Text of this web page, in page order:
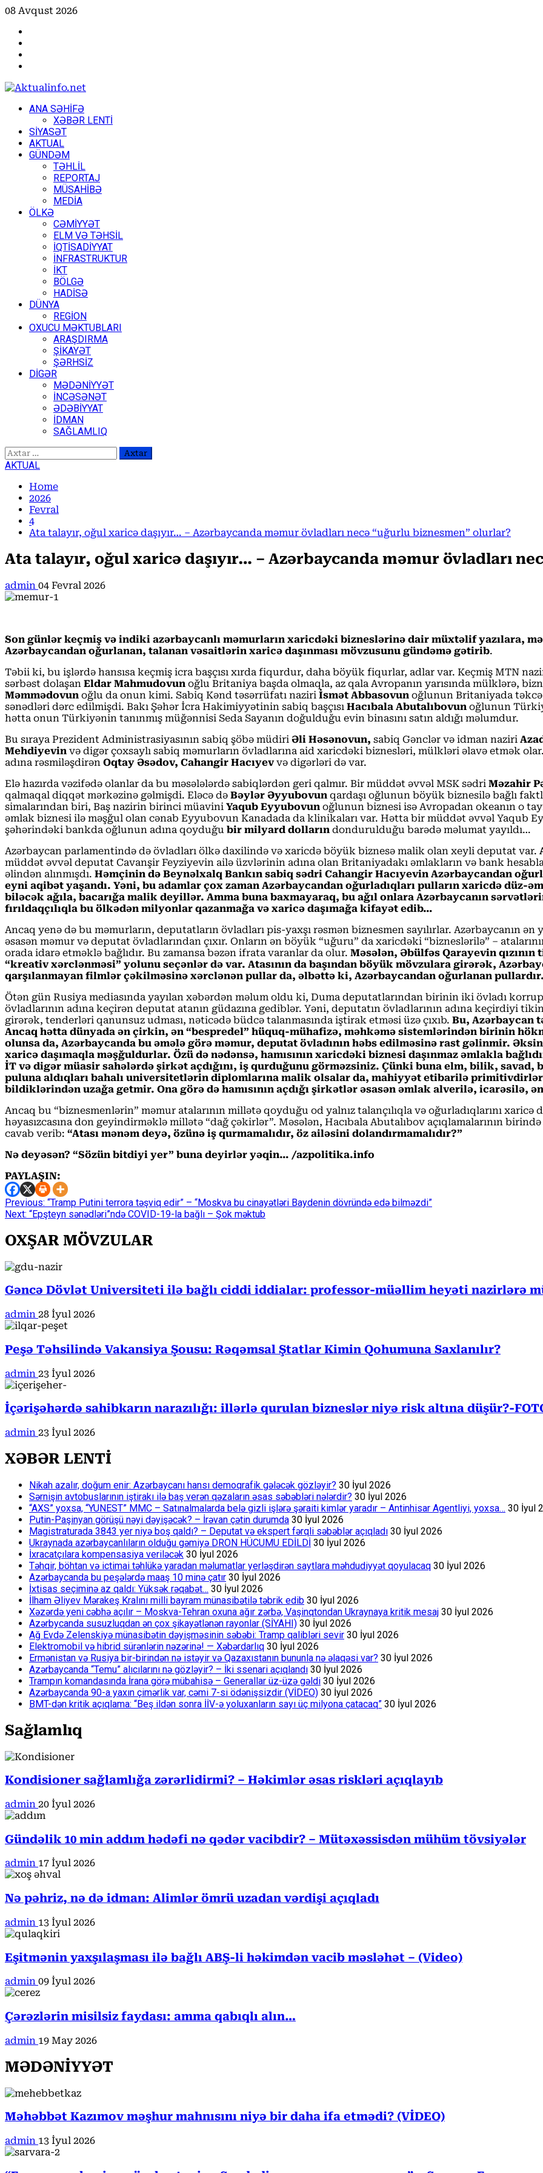
Skip
content
08 Avqust 2026
PrimaryANA SƏHİFƏ
XƏBƏR LENTİ
SİYASƏT
AKTUAL
GÜNDƏM
TƏHLİL
REPORTAJ
MÜSAHİBƏ
MEDİA
ÖLKƏ
CƏMİYYƏT
ELM VƏ TƏHSİL
İQTİSADİYYAT
İNFRASTRUKTUR
İKT
BÖLGƏ
HADİSƏ
DÜNYA
REGİON
OXUCU MƏKTUBLARI
ARAŞDIRMA
ŞİKAYƏT
ŞƏRHSİZ
DİGƏR
MƏDƏNİYYƏT
İNCƏSƏNƏT
ƏDƏBİYYAT
İDMAN
SAĞLAMLIQ
Axtarış:
AKTUAL
Home
2026
Fevral
4
Ata talayır, oğul xaricə daşıyır… – Azərbaycanda məmur övladları necə “uğurlu biznesmen” olurlar?
Ata talayır, oğul xaricə daşıyır… – Azərbaycanda məmur övladları
admin 04 Fevral 2026
Son günlər keçmiş və indiki azərbaycanlı məmurların xaricdəki bizneslərinə dair müxtəlif yazılara,
Azərbaycandan oğurlanan, talanan vəsaitlərin xaricə daşınması mövzusunu gündəmə gətirib.
Təbii ki, bu işlərdə hansısa keçmiş icra başçısı xırda fiqurdur, daha böyük fiqurlar, adlar var. Keçmiş MTN
sərbəst dolaşan Eldar Mahmudovun oğlu Britaniya başda olmaqla, az qala Avropanın yarısında mülklərə,
Məmmədovun oğlu da onun kimi. Sabiq Kənd təsərrüfatı naziri İsmət Abbasovun oğlunun Britaniyada
sənədləri dərc edilmişdi. Bakı Şəhər İcra Hakimiyyətinin sabiq başçısı Hacıbala Abutalıbovun oğlunun
hətta onun Türkiyənin tanınmış müğənnisi Seda Sayanın doğulduğu evin binasını satın aldığı məlumdur.
Bu sıraya Prezident Administrasiyasının sabiq şöbə müdiri Əli Həsənovun, sabiq Gənclər və idman naziri
Mehdiyevin və digər çoxsaylı sabiq məmurların övladlarına aid xaricdəki biznesləri, mülkləri əlavə etmək
adına rəsmiləşdirən Oqtay Əsədov, Cahangir Hacıyevvə digərləri də var.
Elə hazırda vəzifədə olanlar da bu məsələlərdə sabiqlərdən geri qalmır. Bir müddət əvvəl MSK sədri Məzahir
qalmaqal diqqət mərkəzinə gəlmişdi. Eləcə də Bəylər Əyyubovun qardaşı oğlunun böyük biznesilə bağlı
simalarından biri, Baş nazirin birinci müavini Yaqub Eyyubovun oğlunun biznesi isə Avropadan okeanın o
əmlak biznesi ilə məşğul olan cənab Eyyubovun Kanadada da klinikaları var. Hətta bir müddət əvvəl Yaqub
şəhərindəki bankda oğlunun adına qoyduğu bir milyard dolların dondurulduğu barədə məlumat yayıldı…
Azərbaycan parlamentində də övladları ölkə daxilində və xaricdə böyük biznesə malik olan xeyli deputat var.
müddət əvvəl deputat Cavanşir Feyziyevin ailə üzvlərinin adına olan Britaniyadakı əmlakların və bank
əlindən alınmışdı. Həmçinin də Beynəlxalq Bankın sabiq sədri Cahangir Hacıyevin Azərbaycandan
eyni aqibət yaşandı. Yəni, bu adamlar çox zaman Azərbaycandan oğurladıqları pulların xaricdə düz-
biləcək ağıla, bacarığa malik deyillər. Amma buna baxmayaraq, bu ağıl onlara Azərbaycanın
fırıldaqçılıqla bu ölkədən milyonlar qazanmağa və xaricə daşımağa kifayət edib…
Ancaq yenə də bu məmurların, deputatların övladları pis-yaxşı rəsmən biznesmen sayılırlar. Azərbaycanın
əsasən məmur və deputat övladlarından çıxır. Onların ən böyük “uğuru” da xaricdəki “bizneslərilə” –
orada idarə etməklə bağlıdır. Bu zamansa bəzən ifrata varanlar da olur. Məsələn, Əbülfəs Qarayevin qızının
“kreativ xərclənməsi” yolunu seçənlər də var. Atasının da başından böyük mövzulara girərək,
qarşılanmayan filmlər çəkilməsinə xərclənən pullar da, əlbəttə ki, Azərbaycandan oğurlanan
Ötən gün Rusiya mediasında yayılan xəbərdən məlum oldu ki, Duma deputatlarından birinin iki övladı
övladlarının adına keçirən deputat atanın güdazına gediblər. Yəni, deputatın övladlarının adına keçirdiyi
girərək, tenderləri qanunsuz udması, nəticədə büdcə talanmasında iştirak etməsi üzə çıxıb. Bu, Azərbaycan
Ancaq hətta dünyada ən çirkin, ən “bespredel” hüquq-mühafizə, məhkəmə sistemlərindən birinin
olunsa da, Azərbaycanda bu əmələ görə məmur, deputat övladının həbs edilməsinə rast gəlinmir.
xaricə daşımaqla məşğuldurlar. Özü də nədənsə, hamısının xaricdəki biznesi daşınmaz əmlakla
İT və digər müasir sahələrdə şirkət açdığını, iş qurduğunu görməzsiniz. Çünki buna elm, bilik, savad,
puluna aldıqları bahalı universitetlərin diplomlarına malik olsalar da, mahiyyət etibarilə
bildiklərindən uzağa getmir. Ona görə də hamısının açdığı şirkətlər əsasən əmlak alverilə, icarəsilə,
Ancaq bu “biznesmenlərin” məmur atalarının millətə qoyduğu od yalnız talançılıqla və oğurladıqlarını
həyasızcasına don geyindirməklə millətə “dağ çəkirlər”. Məsələn, Hacıbala Abutalıbov açıqlamalarının
cavab verib: “Atası mənəm deyə, özünə iş qurmamalıdır, öz ailəsini dolandırmamalıdır?”
Nə deyəsən? “Sözün bitdiyi yer” buna deyirlər yəqin… /azpolitika.info
PAYLAŞIN:
Continue
Reading
Previous: “Tramp Putini terrora təşviq edir” – “Moskva bu cinayətləri Baydenin dövründə edə bilməzdi”
Next: “Epşteyn sənədləri”ndə COVID-19-la bağlı – Şok məktub
OXŞAR MÖVZULAR
Gəncə Dövlət Universiteti ilə bağlı ciddi iddialar: professor-müəllim heyəti nazirlərə
admin 28 İyul 2026
Peşə Təhsilində Vakansiya Şousu: Rəqəmsal Ştatlar Kimin Qohumuna Saxlanılır?
admin 23 İyul 2026
İçərişəhərdə sahibkarın narazılığı: illərlə qurulan bizneslər niyə risk altına düşür?-
admin 23 İyul 2026
XƏBƏR LENTİ
Nikah azalır, doğum enir: Azərbaycanı hansı demoqrafik gələcək gözləyir? 30 İyul 2026
Sərnişin avtobuslarının iştirakı ilə baş verən qəzaların əsas səbəbləri nələrdir? 30 İyul 2026
“AXS” yoxsa, “YUNEST” MMC – Satınalmalarda belə gizli işlərə şəraiti kimlər yaradır – Antinhisar Agentliyi, yoxsa… 30 İyul
Putin-Paşinyan görüşü nəyi dəyişəcək? – İrəvan çətin durumda 30 İyul 2026
Magistraturada 3843 yer niyə boş qaldı? – Deputat və ekspert fərqli səbəblər açıqladı 30 İyul 2026
Ukraynada azərbaycanlıların olduğu gəmiyə DRON HÜCUMU EDİLDİ 30 İyul 2026
İxracatçılara kompensasiya veriləcək 30 İyul 2026
Təhqir, böhtan və ictimai təhlükə yaradan məlumatlar yerləşdirən saytlara məhdudiyyət qoyulacaq 30 İyul 2026
Azərbaycanda bu peşələrdə maaş 10 minə çatır 30 İyul 2026
İxtisas seçiminə az qaldı: Yüksək rəqabət… 30 İyul 2026
İlham Əliyev Mərakeş Kralını milli bayram münasibətilə təbrik edib 30 İyul 2026
Xəzərdə yeni cəbhə açılır – Moskva-Tehran oxuna ağır zərbə, Vaşinqtondan Ukraynaya kritik mesaj 30 İyul 2026
Azərbycanda susuzluqdan ən çox şikayətlənən rayonlar (SİYAHI) 30 İyul 2026
Ağ Evdə Zelenskiyə münasibətin dəyişməsinin səbəbi: Tramp qalibləri sevir 30 İyul 2026
Elektromobil və hibrid sürənlərin nəzərinə! — Xəbərdarlıq 30 İyul 2026
Ermənistan və Rusiya bir-birindən nə istəyir və Qazaxıstanın bununla nə əlaqəsi var? 30 İyul 2026
Azərbaycanda “Temu” alıcılarını nə gözləyir? – İki ssenari açıqlandı 30 İyul 2026
Trampın komandasında İrana görə mübahisə – Generallar üz-üzə gəldi 30 İyul 2026
Azərbaycanda 90-a yaxın çimərlik var, cəmi 7-si ödənişsizdir (VİDEO) 30 İyul 2026
BMT-dən kritik açıqlama: “Beş ildən sonra İİV-ə yoluxanların sayı üç milyona çatacaq” 30 İyul 2026
Sağlamlıq
Kondisioner sağlamlığa zərərlidirmi? – Həkimlər əsas riskləri açıqlayıb
admin 20 İyul 2026
Gündəlik 10 min addım hədəfi nə qədər vacibdir? – Mütəxəssisdən mühüm tövsiyələr
admin 17 İyul 2026
Nə pəhriz, nə də idman: Alimlər ömrü uzadan vərdişi açıqladı
admin 13 İyul 2026
Eşitmənin yaxşılaşması ilə bağlı ABŞ-li həkimdən vacib məsləhət – (Video)
admin 09 İyul 2026
Çərəzlərin misilsiz faydası: amma qabıqlı alın…
admin 19 May 2026
MƏDƏNİYYƏT
Məhəbbət Kazımov məşhur mahnısını niyə bir daha ifa etmədi? (VİDEO)
admin 13 İyul 2026